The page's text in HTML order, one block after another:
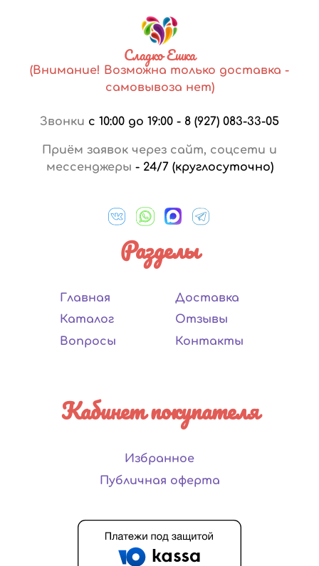
Сладко Ешка
(Внимание! Возможна только доставка -
самовывоза нет)
Звонки с 10:00 до 19:00 - 8 (927) 083-33-05
Приём заявок через сайт, соцсети и
мессенджеры - 24/7 (круглосуточно)
Разделы
Главная
Каталог
Вопросы
Доставка
Отзывы
Контакты
Кабинет покупателя
Избранное
Публичная оферта